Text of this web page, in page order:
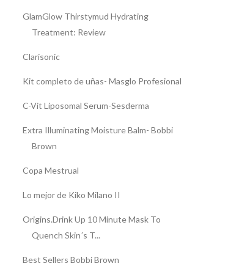
GlamGlow Thirstymud Hydrating
Treatment: Review
Clarisonic
Kit completo de uñas- Masglo Profesional
C-Vit Liposomal Serum-Sesderma
Extra Illuminating Moisture Balm- Bobbi
Brown
Copa Mestrual
Lo mejor de Kiko Milano II
Origins.Drink Up 10 Minute Mask To
Quench Skin´s T...
Best Sellers Bobbi Brown